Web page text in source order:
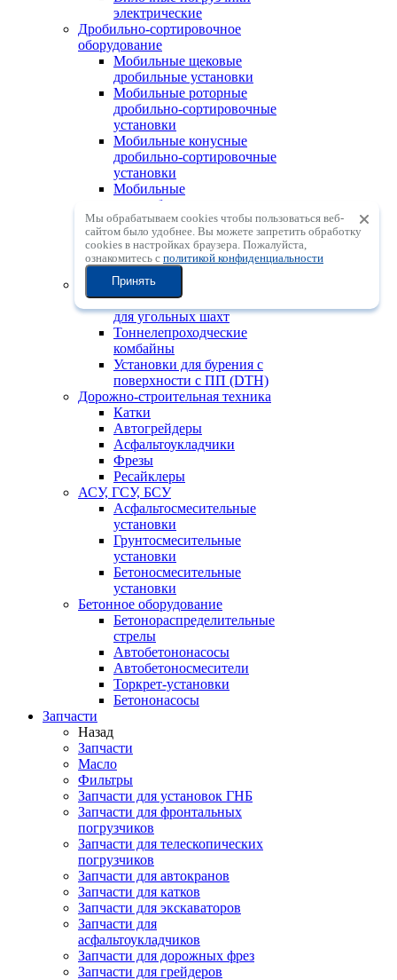
электрические
Дробильно-сортировочное
оборудование
Мобильные щековые
дробильные установки
Мобильные роторные
дробильно-сортировочные
установки
Мобильные конусные
дробильно-сортировочные
установки
Мобильные
центробежные
дробильные установки с
вертикальным валом
Мобильные
сортировочные установки
Горно-шахтная техника
Проходческие комбайны
для угольных шахт
Тоннелепроходческие
комбайны
Установки для бурения с
поверхности с ПП (DTH)
Дорожно-строительная техника
Катки
Автогрейдеры
Асфальтоукладчики
Фрезы
Ресайклеры
АСУ, ГСУ, БСУ
Асфальтосмесительные
установки
Грунтосмесительные
установки
Бетоносмесительные
установки
Бетонное оборудование
Бетонораспределительные
стрелы
Автобетононасосы
Автобетоносмесители
Торкрет-установки
Бетононасосы
Запчасти
Назад
Запчасти
Масло
Фильтры
Запчасти для установок ГНБ
Запчасти для фронтальных
погрузчиков
Запчасти для телескопических
погрузчиков
Запчасти для автокранов
Запчасти для катков
Запчасти для экскаваторов
Запчасти для
асфальтоукладчиков
Запчасти для дорожных фрез
Запчасти для грейдеров
Мы обрабатываем cookies чтобы пользоваться веб-
сайтом было удобнее. Вы можете запретить обработку
сookies в настройках браузера. Пожалуйста,
ознакомитесь с политикой конфиденциальности
Принять